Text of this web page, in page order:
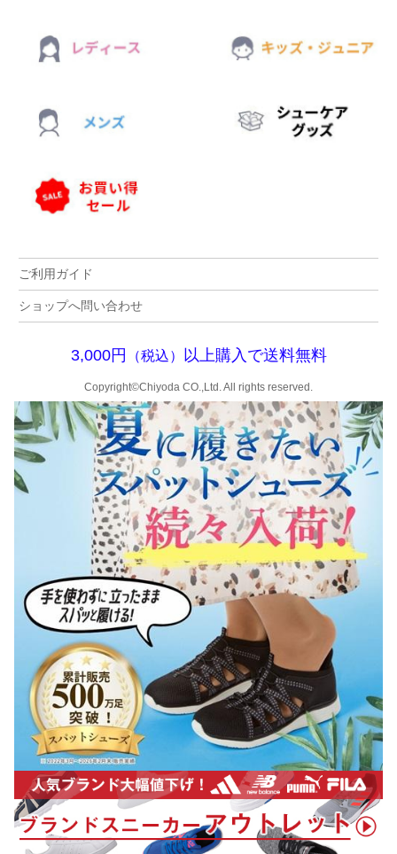
ご利用ガイド
ショップへ問い合わせ
3,000円 （税込） 以上購入で送料無料
Copyright©Chiyoda CO.,Ltd. All rights reserved.